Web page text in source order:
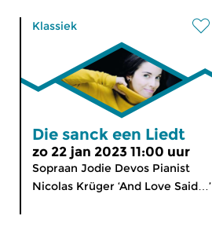
Klassiek
Die sanck een Liedt
zo 22 jan 2023 11:00 uur
Sopraan Jodie Devos Pianist
Nicolas Krüger ‘And Love Said…’